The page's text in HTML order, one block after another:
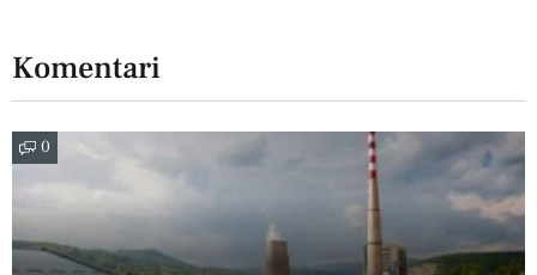
Komentari
0